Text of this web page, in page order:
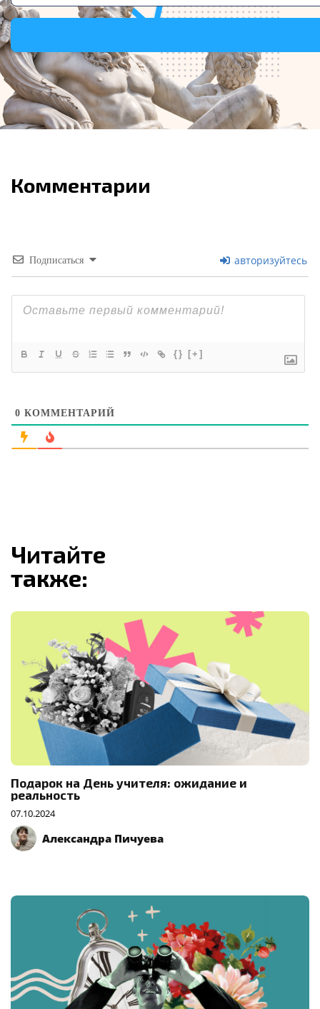
Комментарии
Подписаться авторизуйтесь
{} [+]
0 КОММЕНТАРИЙ
Читайте
также:
Подарок на День учителя: ожидание и
реальность
07.10.2024
Александра Пичуева